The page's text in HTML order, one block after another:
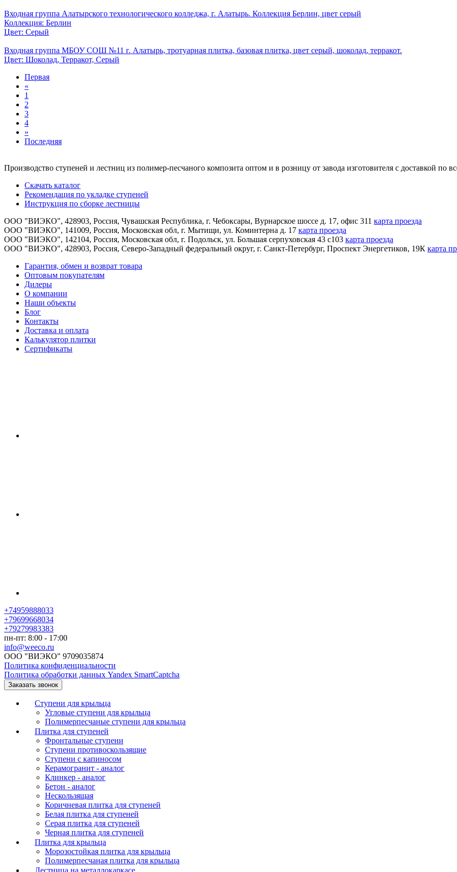
Входная группа Алатырского технологического колледжа, г. Алатырь. Коллекция Берлин, цвет серый
Коллекция: Берлин
Цвет: Серый
Входная группа МБОУ СОШ №11 г. Алатырь, тротуарная плитка, базовая плитка, цвет серый, шоколад, терракот.
Цвет: Шоколад, Терракот, Серый
Первая
«
1
2
3
4
»
Последняя
Производство ступеней и лестниц из полимер-песчаного композита оптом и в розницу от завода изготовителя с доставкой по
Скачать каталог
Рекомендация по укладке ступеней
Инструкция по сборке лестницы
ООО "ВИЭКО", 428903, Россия, Чувашская Республика, г. Чебоксары, Вурнарское шоссе д. 17, офис 311 карта проезда
ООО "ВИЭКО", 141009, Россия, Московская обл, г. Мытищи, ул. Коминтерна д. 17 карта проезда
ООО "ВИЭКО", 142104, Россия, Московская обл, г. Подольск, ул. Большая серпуховская 43 с103 карта проезда
ООО "ВИЭКО", 428903, Россия, Северо-Западный федеральный округ, г. Санкт-Петербург, Проспект Энергетиков, 19К карта
Гарантия, обмен и возврат товара
Оптовым покупателям
Дилеры
О компании
Наши объекты
Блог
Контакты
Доставка и оплата
Калькулятор плитки
Сертификаты
+74959888033
+79699668034
+79279983383
пн-пт: 8:00 - 17:00
info@weeco.ru
ООО "ВИЭКО" 9709035874
Политика конфиденциальности
Политика обработки данных Yandex SmartCaptcha
Заказать звонок
Ступени для крыльца
Угловые ступени для крыльца
Полимерпесчаные ступени для крыльца
Плитка для ступеней
Фронтальные ступени
Ступени противоскользящие
Ступени с капиносом
Керамогранит - аналог
Клинкер - аналог
Бетон - аналог
Нескользящая
Коричневая плитка для ступеней
Белая плитка для ступеней
Серая плитка для ступеней
Черная плитка для ступеней
Плитка для крыльца
Морозостойкая плитка для крыльца
Полимерпесчаная плитка для крыльца
Лестница на металлокаркасе